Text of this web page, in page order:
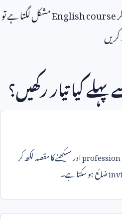
English courseمشکل لگتا ہے تو
کریں
کیا تیار رکھیں؟
professionاور سیکھنے کا مقصد لکھ کر
ضائع ہو سکتا ہے۔